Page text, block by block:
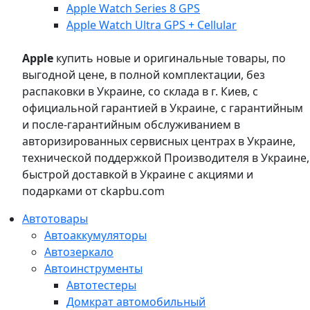
Apple Watch Series 8 GPS
Apple Watch Ultra GPS + Cellular
Apple купить новые и оригинальные товары, по
выгодной цене, в полной комплектации, без
распаковки в Украине, со склада в г. Киев, с
официальной гарантией в Украине, с гарантийным
и после-гарантийным обслуживанием в
авторизированных сервисных центрах в Украине,
технической поддержкой Производителя в Украине,
быстрой доставкой в Украине с акциями и
подарками от ckapbu.com
Автотовары
Автоаккумуляторы
Автозеркало
Автоинструменты
Автотестеры
Домкрат автомобильный